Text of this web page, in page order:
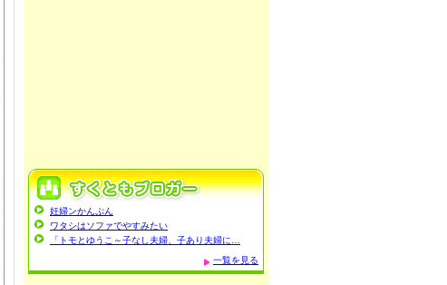
妊婦ンかんぷん
ワタシはソファでやすみたい
「トモとゆうこ～子なし夫婦、子あり夫婦に…
一覧を見る